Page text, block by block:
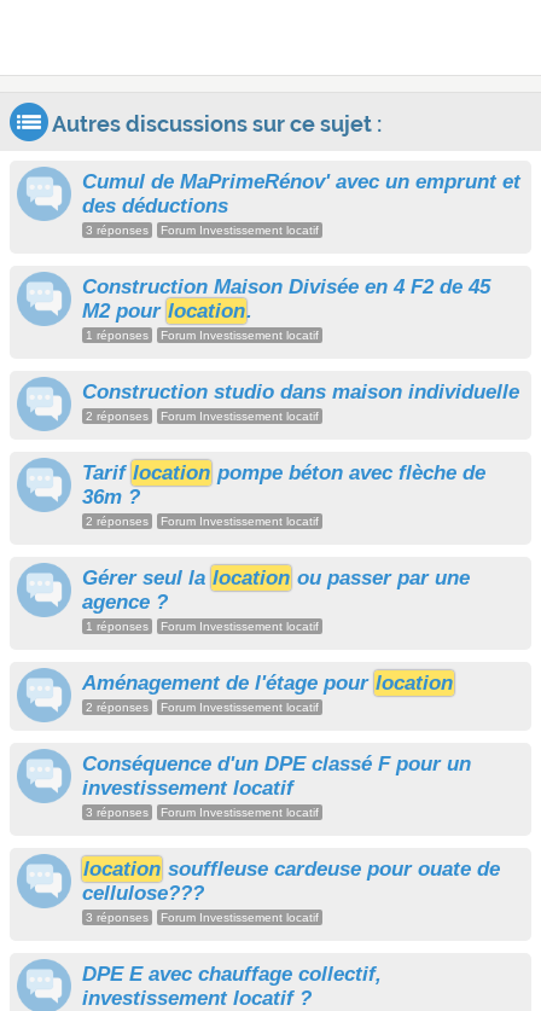
Autres discussions sur ce sujet :
Cumul de MaPrimeRénov' avec un emprunt et
des déductions
3 réponses Forum Investissement locatif
Construction Maison Divisée en 4 F2 de 45
M2 pour location.
1 réponses Forum Investissement locatif
Construction studio dans maison individuelle
2 réponses Forum Investissement locatif
Tarif location pompe béton avec flèche de
36m ?
2 réponses Forum Investissement locatif
Gérer seul la location ou passer par une
agence ?
1 réponses Forum Investissement locatif
Aménagement de l'étage pour location
2 réponses Forum Investissement locatif
Conséquence d'un DPE classé F pour un
investissement locatif
3 réponses Forum Investissement locatif
location souffleuse cardeuse pour ouate de
cellulose???
3 réponses Forum Investissement locatif
DPE E avec chauffage collectif,
investissement locatif ?